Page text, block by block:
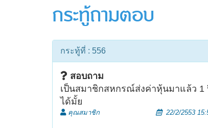
กระทู้ถามตอบ
กระทู้ที่ : 556
สอบถาม
เป็นสมาชิกสหกรณ์ส่งค่าหุ้นมาแล้ว 1
ได้มั้ย
คุณสมาชิก 22/2/2553